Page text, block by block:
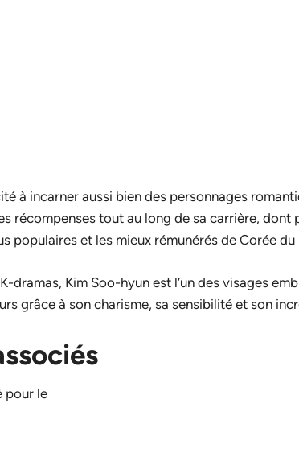
à incarner aussi bien des personnages
récompenses tout au long de sa carrière,
populaires et les mieux rémunérés de Corée du
dramas, Kim Soo-hyun est l’un des visages
grâce à son charisme, sa sensibilité et son
pour le